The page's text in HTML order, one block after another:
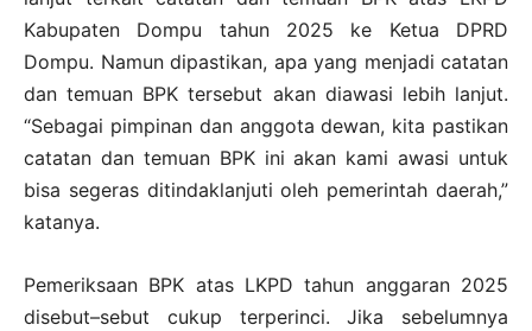
Kabupaten Dompu tahun 2025 ke Ketua DPRD
Dompu. Namun dipastikan, apa yang menjadi catatan
dan temuan BPK tersebut akan diawasi lebih lanjut.
“Sebagai pimpinan dan anggota dewan, kita pastikan
catatan dan temuan BPK ini akan kami awasi untuk
bisa segeras ditindaklanjuti oleh pemerintah daerah,”
katanya.
Pemeriksaan BPK atas LKPD tahun anggaran 2025
disebut–sebut cukup terperinci. Jika sebelumnya